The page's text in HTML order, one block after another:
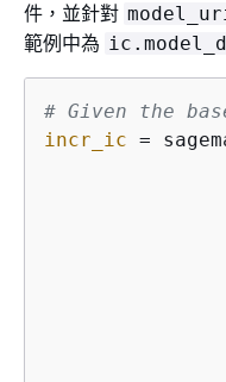
件，並針對
範例中為
# Given the
incr_ic =